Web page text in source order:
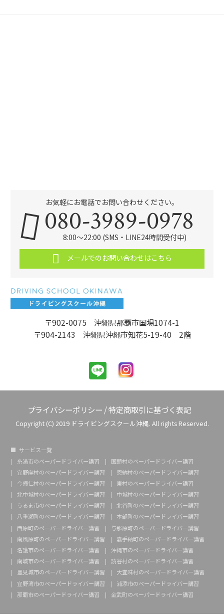
〒902-0075 沖縄県那覇市国場1074-1
〒904-2143 沖縄県沖縄市知花5-19-40 2階
お気軽にお電話でお問い合わせください。
080-3989-0978
8:00～22:00 (SMS・LINE24時間受付中)
メールでのお問い合わせはこちら
プライバシーポリシー /特定商取引に基づく表記
Copyright (C) 2019 ドライビングスクール沖縄. All rights Reserved.
サービス一覧
糸満市のペーパードライバー講習
国頭村のペーパードライバー講習
宜野座村のペーパードライバー講習
恩納村のペーパードライバー講習
今帰仁村のペーパードライバー講習
東村のペーパードライバー講習
北中城村のペーパードライバー講習
中城村のペーパードライバー講習
うるま市のペーパードライバー講習
北谷町のペーパードライバー講習
八重瀬町のペーパードライバー講習
本部町のペーパードライバー講習
西原町のペーパードライバー講習
与那原町のペーパードライバー講習
南風原町のペーパードライバー講習
嘉手納町のペーパードライバー講習
名護市のペーパードライバー講習
沖縄市のペーパードライバー講習
南城市のペーパードライバー講習
読谷村のペーパードライバー講習
豊見城市のペーパードライバー講習
大宜味村のペーパードライバー講習
宜野湾市のペーパードライバー講習
浦添市のペーパードライバー講習
那覇市のペーパードライバー講習
金武町のペーパードライバー講習